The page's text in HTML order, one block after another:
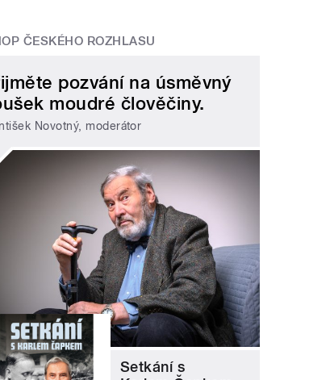
ČESKÉHO ROZHLASU
pozvání na úsměvný
moudré člověčiny.
Novotný, moderátor
Setkání s